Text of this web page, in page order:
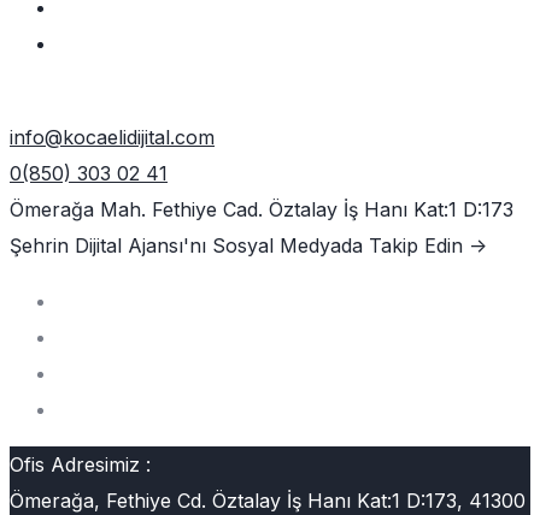
info@kocaelidijital.com
0(850) 303 02 41
Ömerağa Mah. Fethiye Cad. Öztalay İş Hanı Kat:1 D:173
Şehrin Dijital Ajansı'nı Sosyal Medyada Takip Edin ->
Ofis Adresimiz :
Ömerağa, Fethiye Cd. Öztalay İş Hanı Kat:1 D:173, 41300